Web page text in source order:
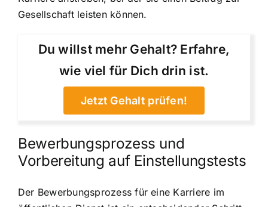
Gesellschaft leisten können.
Du willst mehr Gehalt? Erfahre,
wie viel für Dich drin ist.
Jetzt Gehalt prüfen!
Bewerbungsprozess und
Vorbereitung auf Einstellungstests
Der Bewerbungsprozess für eine Karriere im